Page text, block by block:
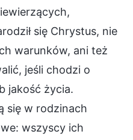
się Chrystus, nie
warunków, ani też
jeśli chodzi o
jakość życia.
się w rodzinach
wszyscy ich